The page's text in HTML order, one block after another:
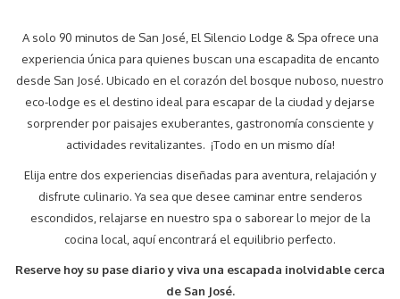
A solo 90 minutos de San José, El Silencio Lodge & Spa ofrece una
experiencia única para quienes buscan una escapadita de encanto
desde San José. Ubicado en el corazón del bosque nuboso, nuestro
eco-lodge es el destino ideal para escapar de la ciudad y dejarse
sorprender por paisajes exuberantes, gastronomía consciente y
actividades revitalizantes. ¡Todo en un mismo día!
Elija entre dos experiencias diseñadas para aventura, relajación y
disfrute culinario. Ya sea que desee caminar entre senderos
escondidos, relajarse en nuestro spa o saborear lo mejor de la
cocina local, aquí encontrará el equilibrio perfecto.
Reserve hoy su pase diario y viva una escapada inolvidable cerca
de San José.